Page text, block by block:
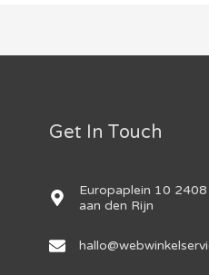
Get In Touch
Europaplein 10 2408
aan den Rijn